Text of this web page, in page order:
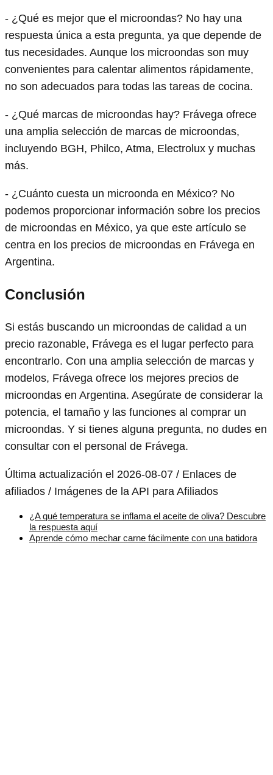
- ¿Qué es mejor que el microondas? No hay una
respuesta única a esta pregunta, ya que depende de
tus necesidades. Aunque los microondas son muy
convenientes para calentar alimentos rápidamente,
no son adecuados para todas las tareas de cocina.
- ¿Qué marcas de microondas hay? Frávega ofrece
una amplia selección de marcas de microondas,
incluyendo BGH, Philco, Atma, Electrolux y muchas
más.
- ¿Cuánto cuesta un microonda en México? No
podemos proporcionar información sobre los precios
de microondas en México, ya que este artículo se
centra en los precios de microondas en Frávega en
Argentina.
Conclusión
Si estás buscando un microondas de calidad a un
precio razonable, Frávega es el lugar perfecto para
encontrarlo. Con una amplia selección de marcas y
modelos, Frávega ofrece los mejores precios de
microondas en Argentina. Asegúrate de considerar la
potencia, el tamaño y las funciones al comprar un
microondas. Y si tienes alguna pregunta, no dudes en
consultar con el personal de Frávega.
Última actualización el 2026-08-07 / Enlaces de
afiliados / Imágenes de la API para Afiliados
¿A qué temperatura se inflama el aceite de oliva? Descubre
la respuesta aquí
Aprende cómo mechar carne fácilmente con una batidora